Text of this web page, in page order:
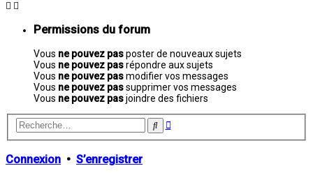
Permissions du forum
Vous ne pouvez pasposter de nouveaux sujets
Vous ne pouvez pasrépondre aux sujets
Vous ne pouvez pasmodifier vos messages
Vous ne pouvez passupprimer vos messages
Vous ne pouvez pasjoindre des fichiers
Rechercher
Recherche
Connexion • S’enregistrer